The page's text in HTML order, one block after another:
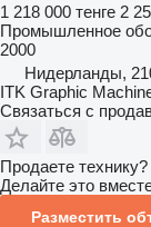
1 218 000 тенге 2
Промышленное
2000
Нидерланды,
ITK Graphic
Связаться с
Продаете технику?
Делайте это
Разместить